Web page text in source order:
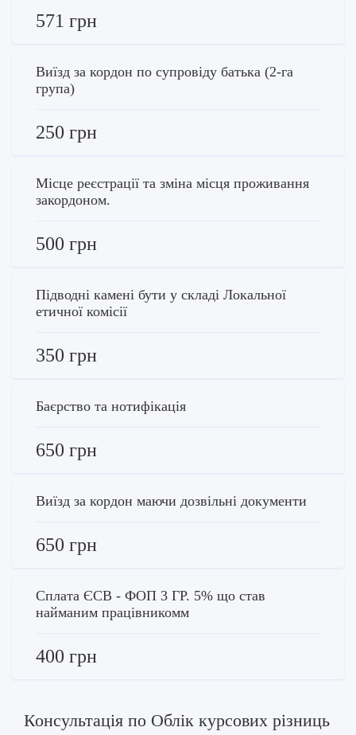
571 грн
Виїзд за кордон по супровіду батька (2-га
група)
250 грн
Місце реєстрації та зміна місця проживання
закордоном.
500 грн
Підводні камені бути у складі Локальної
етичної комісії
350 грн
Баєрство та нотифікація
650 грн
Виїзд за кордон маючи дозвільні документи
650 грн
Сплата ЄСВ - ФОП 3 ГР. 5% що став
найманим працівникомм
400 грн
Консультація по Облік курсових різниць